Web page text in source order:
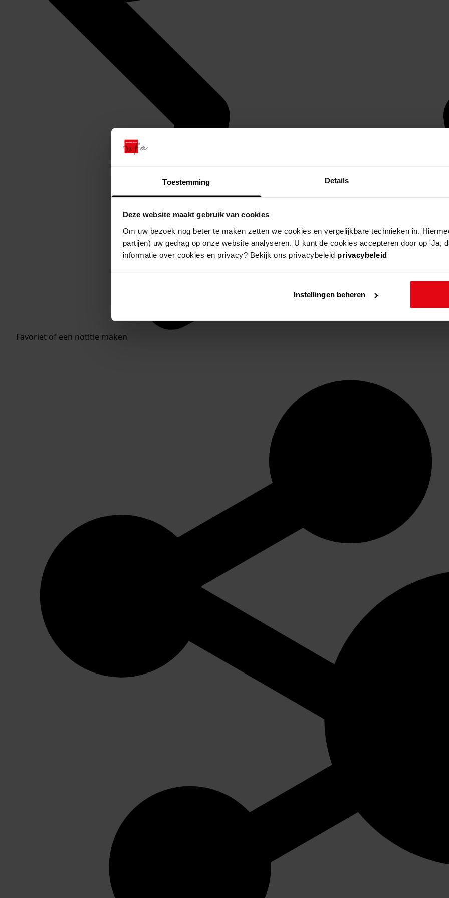
Toestemming Details
Deze website maakt gebruik van cookies
Om uw bezoek nog beter te maken zetten we cookies en vergelijkbare technieken in.
partijen) uw gedrag op onze website analyseren. U kunt de cookies accepteren door op 'Ja,
informatie over cookies en privacy? Bekijk ons privacybeleid privacybeleid
Instellingen beheren
Favoriet of een notitie maken